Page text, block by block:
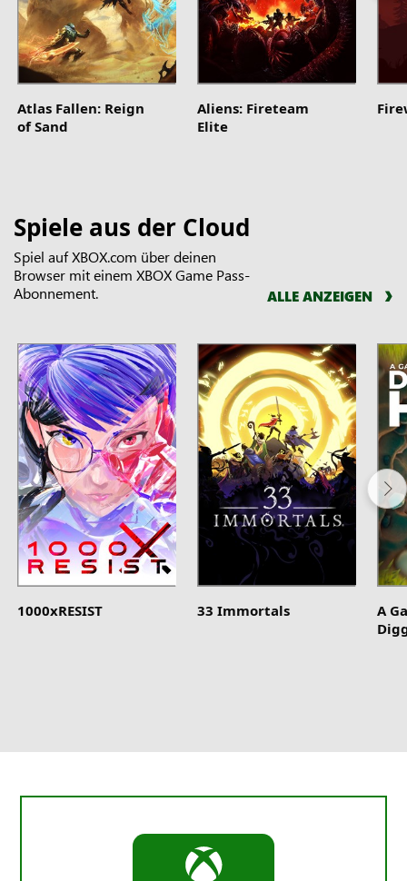
Atlas Fallen: Reign
of Sand
Aliens: Fireteam
Elite
Spiele aus der Cloud
Spiel auf XBOX.com über deinen
Browser mit einem XBOX Game Pass-
Abonnement.
ALLE ANZEIGEN
1000xRESIST 33 Immortals
A